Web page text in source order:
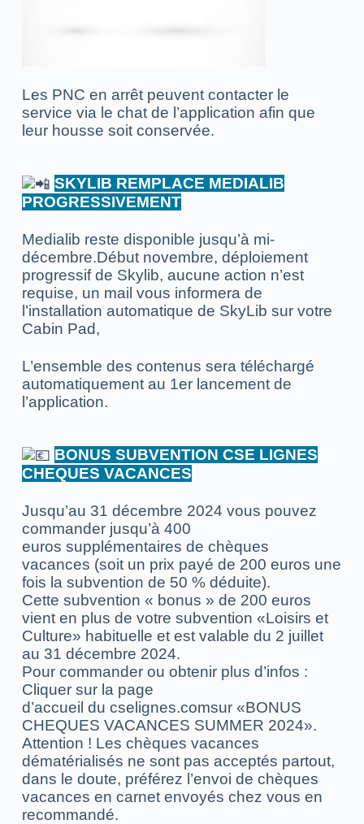
Les PNC en arrêt peuvent contacter le
service via le chat de l’application afin que
leur housse soit conservée.
SKYLIB REMPLACE MEDIALIB
PROGRESSIVEMENT
Medialib reste disponible jusqu’à mi-
décembre.Début novembre, déploiement
progressif de Skylib, aucune action n’est
requise, un mail vous informera de
l’installation automatique de SkyLib sur votre
Cabin Pad,
L’ensemble des contenus sera téléchargé
automatiquement au 1er lancement de
l’application.
BONUS SUBVENTION CSE LIGNES
CHEQUES VACANCES
Jusqu’au 31 décembre 2024 vous pouvez
commander jusqu’à 400
euros supplémentaires de chèques
vacances (soit un prix payé de 200 euros une
fois la subvention de 50 % déduite).
Cette subvention « bonus » de 200 euros
vient en plus de votre subvention «Loisirs et
Culture» habituelle et est valable du 2 juillet
au 31 décembre 2024.
Pour commander ou obtenir plus d’infos :
Cliquer sur la page
d’accueil du cselignes.comsur «BONUS
CHEQUES VACANCES SUMMER 2024».
Attention ! Les chèques vacances
dématérialisés ne sont pas acceptés partout,
dans le doute, préférez l’envoi de chèques
vacances en carnet envoyés chez vous en
recommandé.